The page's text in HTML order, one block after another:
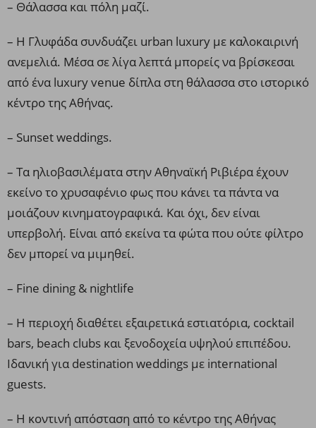
– Θάλασσα και πόλη μαζί.
– Η Γλυφάδα συνδυάζει urban luxury με καλοκαιρινή
ανεμελιά. Μέσα σε λίγα λεπτά μπορείς να βρίσκεσαι
από ένα luxury venue δίπλα στη θάλασσα στο ιστορικό
κέντρο της Αθήνας.
– Sunset weddings.
– Τα ηλιοβασιλέματα στην Αθηναϊκή Ριβιέρα έχουν
εκείνο το χρυσαφένιο φως που κάνει τα πάντα να
μοιάζουν κινηματογραφικά. Και όχι, δεν είναι
υπερβολή. Είναι από εκείνα τα φώτα που ούτε φίλτρο
δεν μπορεί να μιμηθεί.
– Fine dining & nightlife
– Η περιοχή διαθέτει εξαιρετικά εστιατόρια, cocktail
bars, beach clubs και ξενοδοχεία υψηλού επιπέδου.
Ιδανική για destination weddings με international
guests.
– Η κοντινή απόσταση από το κέντρο της Αθήνας